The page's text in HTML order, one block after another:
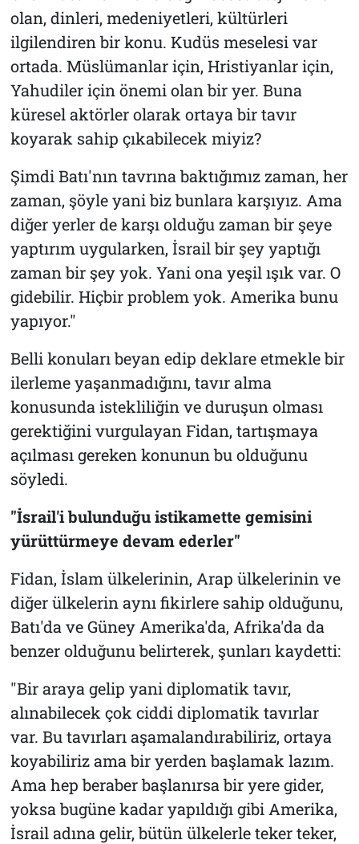
olan, dinleri, medeniyetleri, kültürleri
ilgilendiren bir konu. Kudüs meselesi var
ortada. Müslümanlar için, Hristiyanlar için,
Yahudiler için önemi olan bir yer. Buna
küresel aktörler olarak ortaya bir tavır
koyarak sahip çıkabilecek miyiz?
Şimdi Batı'nın tavrına baktığımız zaman, her
zaman, şöyle yani biz bunlara karşıyız. Ama
diğer yerler de karşı olduğu zaman bir şeye
yaptırım uygularken, İsrail bir şey yaptığı
zaman bir şey yok. Yani ona yeşil ışık var. O
gidebilir. Hiçbir problem yok. Amerika bunu
yapıyor."
Belli konuları beyan edip deklare etmekle bir
ilerleme yaşanmadığını, tavır alma
konusunda istekliliğin ve duruşun olması
gerektiğini vurgulayan Fidan, tartışmaya
açılması gereken konunun bu olduğunu
söyledi.
"İsrail'i bulunduğu istikamette gemisini
yürüttürmeye devam ederler"
Fidan, İslam ülkelerinin, Arap ülkelerinin ve
diğer ülkelerin aynı fikirlere sahip olduğunu,
Batı'da ve Güney Amerika'da, Afrika'da da
benzer olduğunu belirterek, şunları kaydetti:
"Bir araya gelip yani diplomatik tavır,
alınabilecek çok ciddi diplomatik tavırlar
var. Bu tavırları aşamalandırabiliriz, ortaya
koyabiliriz ama bir yerden başlamak lazım.
Ama hep beraber başlanırsa bir yere gider,
yoksa bugüne kadar yapıldığı gibi Amerika,
İsrail adına gelir, bütün ülkelerle teker teker,